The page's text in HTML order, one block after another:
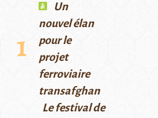
Un
nouvel élan
pour le
projet
ferroviaire
transafghan
Le festival de